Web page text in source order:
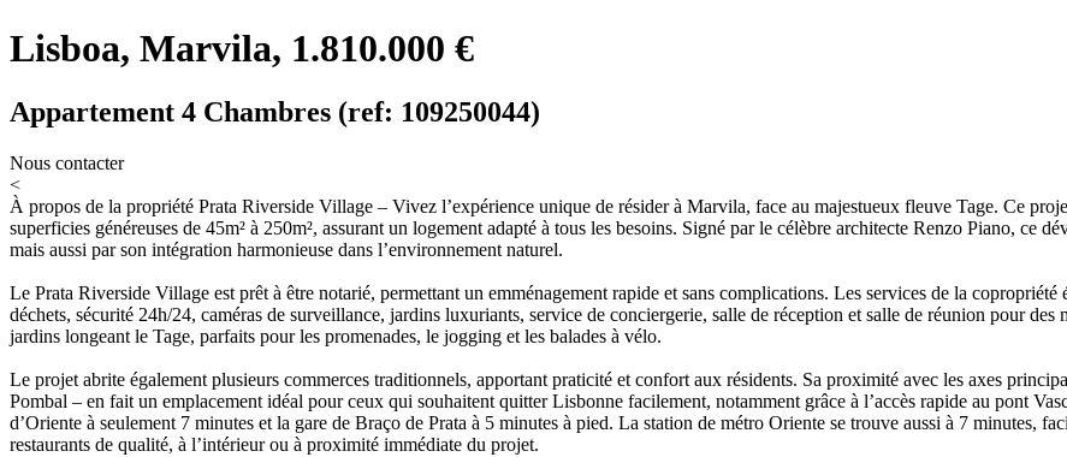
Lisboa, Marvila, 1.810.000 €
Appartement 4 Chambres (ref: 109250044)
Nous contacter
<
À propos de la propriété Prata Riverside Village – Vivez l’expérience unique de résider à Marvila, face au majestueux fleuve Tage. Ce
superficies généreuses de 45m² à 250m², assurant un logement adapté à tous les besoins. Signé par le célèbre architecte Renzo Piano, ce
mais aussi par son intégration harmonieuse dans l’environnement naturel.
Le Prata Riverside Village est prêt à être notarié, permettant un emménagement rapide et sans complications. Les services de la
déchets, sécurité 24h/24, caméras de surveillance, jardins luxuriants, service de conciergerie, salle de réception et salle de réunion pour
jardins longeant le Tage, parfaits pour les promenades, le jogging et les balades à vélo.
Le projet abrite également plusieurs commerces traditionnels, apportant praticité et confort aux résidents. Sa proximité avec les axes
Pombal – en fait un emplacement idéal pour ceux qui souhaitent quitter Lisbonne facilement, notamment grâce à l’accès rapide au pont
d’Oriente à seulement 7 minutes et la gare de Braço de Prata à 5 minutes à pied. La station de métro Oriente se trouve aussi à 7 minutes,
restaurants de qualité, à l’intérieur ou à proximité immédiate du projet.